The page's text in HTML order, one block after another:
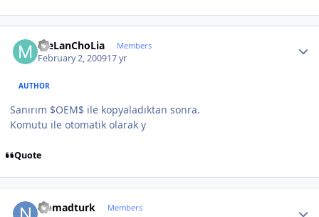
meLanChoLia Members
February 2, 200917 yr
AUTHOR
Sanırım $OEM$ ile kopyaladıktan sonra.
Komutu ile otomatik olarak y
Quote
Nomadturk Members